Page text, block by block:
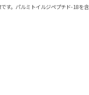
す。パルミトイルジペプチド-18を